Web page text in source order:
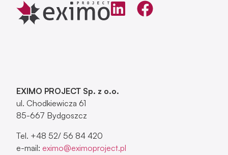
EXIMO PROJECT Sp. z o.o.
ul. Chodkiewicza 61
85-667 Bydgoszcz
Tel. +48 52/ 56 84 420
e-mail: eximo@eximoproject.pl